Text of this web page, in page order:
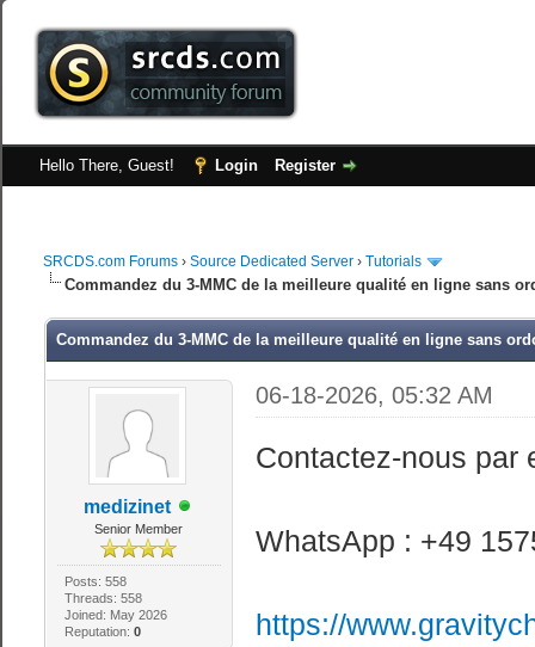
Hello There, Guest! Login Register
SRCDS.com Forums ›Source Dedicated Server ›Tutorials
Commandez du 3-MMC de la meilleure qualité en ligne sans
Commandez du 3-MMC de la meilleure qualité en ligne sans
medizinet
Senior Member
Posts: 558
Threads: 558
Joined: May 2026
Reputation: 0
06-18-2026, 05:32 AM
Contactez-nous par
WhatsApp : +49
https://